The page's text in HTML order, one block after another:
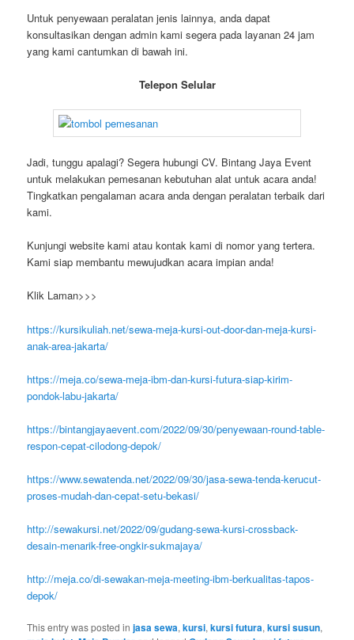
Untuk penyewaan peralatan jenis lainnya, anda dapat
konsultasikan dengan admin kami segera pada layanan 24 jam
yang kami cantumkan di bawah ini.
Telepon Selular
Jadi, tunggu apalagi? Segera hubungi CV. Bintang Jaya Event
untuk melakukan pemesanan kebutuhan alat untuk acara anda!
Tingkatkan pengalaman acara anda dengan peralatan terbaik dari
kami.
Kunjungi website kami atau kontak kami di nomor yang tertera.
Kami siap membantu mewujudkan acara impian anda!
Klik Laman>>>
https://kursikuliah.net/sewa-meja-kursi-out-door-dan-meja-kursi-
anak-area-jakarta/
https://meja.co/sewa-meja-ibm-dan-kursi-futura-siap-kirim-
pondok-labu-jakarta/
https://bintangjayaevent.com/2022/09/30/penyewaan-round-table-
respon-cepat-cilodong-depok/
https://www.sewatenda.net/2022/09/30/jasa-sewa-tenda-kerucut-
proses-mudah-dan-cepat-setu-bekasi/
http://sewakursi.net/2022/09/gudang-sewa-kursi-crossback-
desain-menarik-free-ongkir-sukmajaya/
http://meja.co/di-sewakan-meja-meeting-ibm-berkualitas-tapos-
depok/
This entry was posted injasa sewa,kursi,kursi futura,kursi susun,